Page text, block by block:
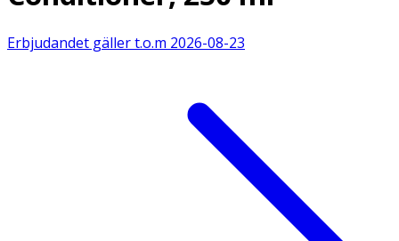
Erbjudandet gäller t.o.m 2026-08-23